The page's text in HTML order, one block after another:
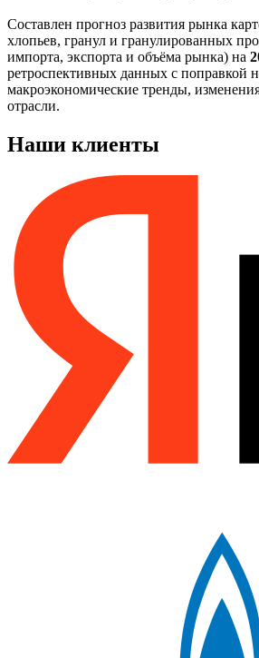
Составлен прогноз развития рынка
хлопьев, гранул и гранулированных
импорта, экспорта и объёма рынка) на
ретроспективных данных с поправкой
макроэкономические тренды,
отрасли.
Наши клиенты